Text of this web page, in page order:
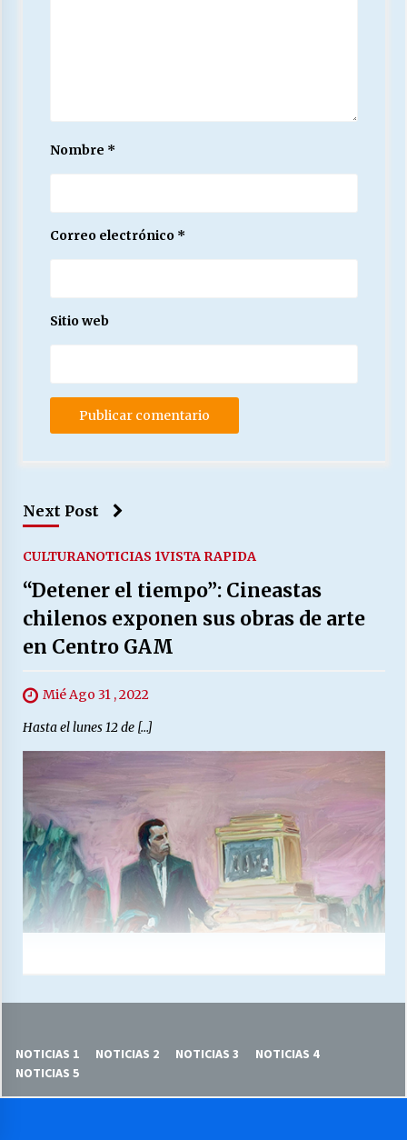
Nombre *
Correo electrónico *
Sitio web
Next Post
CULTURANOTICIAS 1VISTA RAPIDA
“Detener el tiempo”: Cineastas
chilenos exponen sus obras de arte
en Centro GAM
Mié Ago 31 , 2022
Hasta el lunes 12 de […]
NOTICIAS 1 NOTICIAS 2 NOTICIAS 3
NOTICIAS 4
NOTICIAS 5